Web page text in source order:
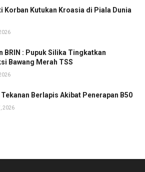
Korban Kutukan Kroasia di Piala Dunia
BRIN : Pupuk Silika Tingkatkan
Bawang Merah TSS
Tekanan Berlapis Akibat Penerapan B50
2026